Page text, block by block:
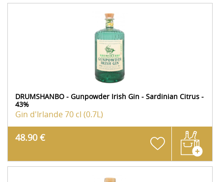
DRUMSHANBO - Gunpowder Irish Gin - Sardinian Citrus -
43%
Gin d'Irlande70 cl (0.7L)
48.90 €